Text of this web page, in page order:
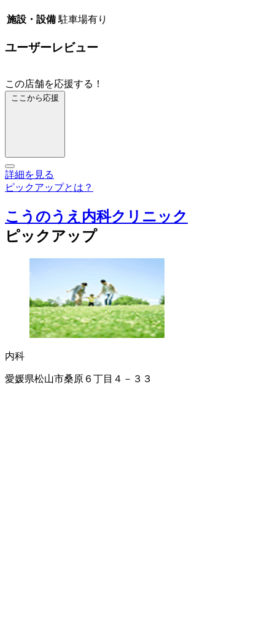
施設・設備 駐車場有り
ユーザーレビュー
この店舗を応援する！
ここから応援
詳細を見る
ピックアップとは？
こうのうえ内科クリニック
ピックアップ
内科
愛媛県松山市桑原６丁目４－３３